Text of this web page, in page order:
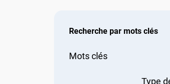
Recherche par mots clés
Mots clés
Type de